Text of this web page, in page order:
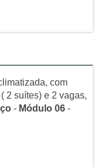
com
2 suítes) e 2 vagas,
- Módulo 06-